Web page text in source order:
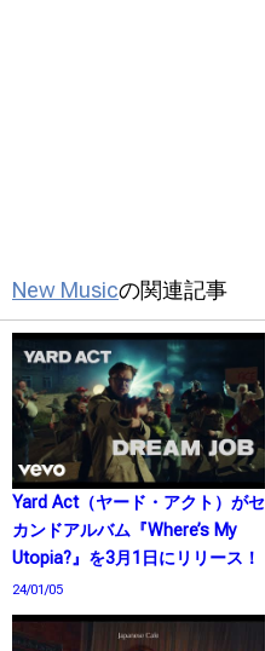
New Musicの関連記事
Yard Act（ヤード・アクト）がセ
カンドアルバム『Where’s My
Utopia?』を3月1日にリリース！
24/01/05